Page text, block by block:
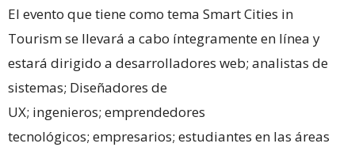
El evento que tiene como tema Smart Cities in
Tourism se llevará a cabo íntegramente en línea y
estará dirigido a desarrolladores web; analistas de
sistemas; Diseñadores de
UX; ingenieros; emprendedores
tecnológicos; empresarios; estudiantes en las áreas